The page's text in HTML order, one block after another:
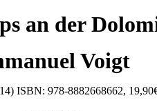
an der
Voigt
ISBN: 978-8882668662,